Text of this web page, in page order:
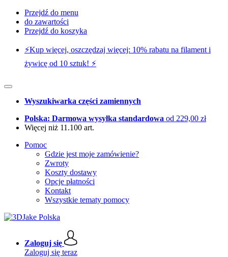
Przejdź do menu
do zawartości
Przejdź do koszyka
⚡️Kup więcej, oszczędzaj więcej: 10% rabatu na filament i
żywicę od 10 sztuk! ⚡️
Wyszukiwarka części zamiennych
Polska: Darmowa wysyłka standardowa od 229,00 zł
Więcej niż 11.100 art.
Pomoc
Gdzie jest moje zamówienie?
Zwroty
Koszty dostawy
Opcje płatności
Kontakt
Wszystkie tematy pomocy
Zaloguj się
Zaloguj się teraz